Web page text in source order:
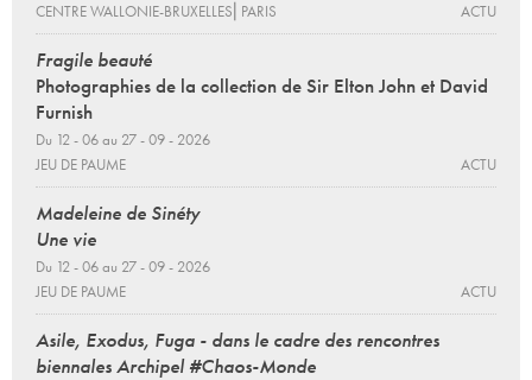
CENTRE WALLONIE-BRUXELLES⎜PARIS
ACTU
Fragile beauté
Photographies de la collection de Sir Elton John et David
Furnish
Du 12 - 06 au 27 - 09 - 2026
JEU DE PAUME
ACTU
Madeleine de Sinéty
Une vie
Du 12 - 06 au 27 - 09 - 2026
JEU DE PAUME
ACTU
Asile, Exodus, Fuga - dans le cadre des rencontres
biennales Archipel #Chaos-Monde